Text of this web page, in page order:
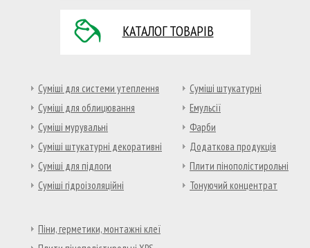
КАТАЛОГ ТОВАРІВ
Суміші для системи утеплення
Суміші для облицювання
Суміші мурувальні
Суміші штукатурні декоративні
Суміші для підлоги
Суміші гідроізоляційні
Суміші штукатурні
Емульсії
Фарби
Додаткова продукція
Плити пінополістирольні
Тонуючий концентрат
Піни, герметики, монтажні клеї